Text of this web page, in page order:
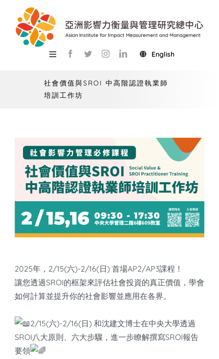
content
Toggle
教學
活動
知識庫
English
社會價值與SROI 中高階認證執業師
培訓工作坊
2025年，2/15(六)-2/16(日) 首場AP2/AP3課程！
讓您透過SROI的框架來評估社會投資的真正價值，學會
如何計算並提升你的社會影響並應用在各界。
2/15(六)-2/16(日) 和沈建文博士在中央大學透過
SROI八大原則、六大步驟，進一步瞭解撰寫SROI報告
要領